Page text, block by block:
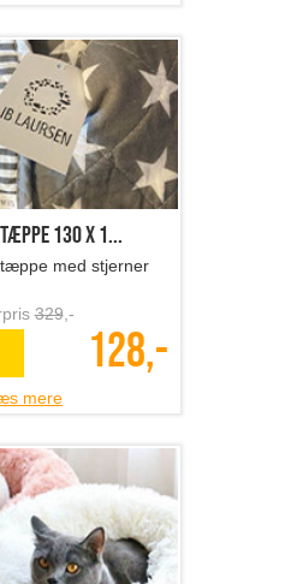
130 x 1...
med stjerner
329,-
128,-
mere